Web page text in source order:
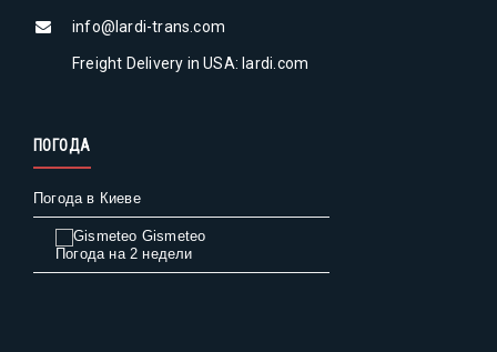
info@lardi-trans.com
Freight Delivery in USA: lardi.com
ПОГОДА
Погода в Киеве
Gismeteo
Погода на 2 недели